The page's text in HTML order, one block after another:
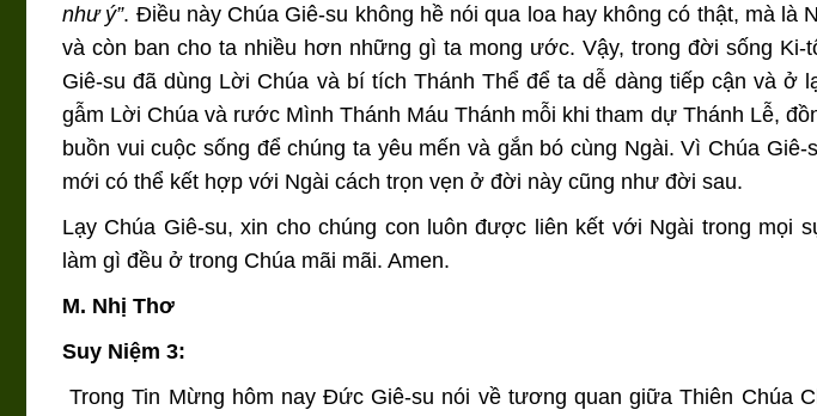
như ý”. Điều này Chúa Giê-su không hề nói qua loa hay không có thật, mà là
và còn ban cho ta nhiều hơn những gì ta mong ước. Vậy, trong đời sống Ki-
Giê-su đã dùng Lời Chúa và bí tích Thánh Thể để ta dễ dàng tiếp cận và ở
gẫm Lời Chúa và rước Mình Thánh Máu Thánh mỗi khi tham dự Thánh Lễ,
buồn vui cuộc sống để chúng ta yêu mến và gắn bó cùng Ngài. Vì Chúa
mới có thể kết hợp với Ngài cách trọn vẹn ở đời này cũng như đời sau.
Lạy Chúa Giê-su, xin cho chúng con luôn được liên kết với Ngài trong mọi
làm gì đều ở trong Chúa mãi mãi. Amen.
M. Nhị Thơ
Suy Niệm 3:
Trong Tin Mừng hôm nay Đức Giê-su nói về tương quan giữa Thiên Chúa